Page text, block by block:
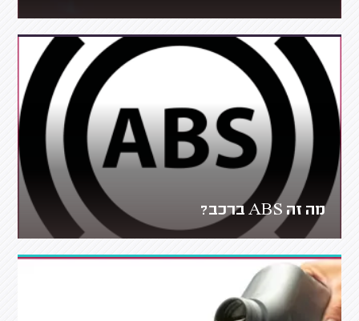
מה זה ABS ברכב?